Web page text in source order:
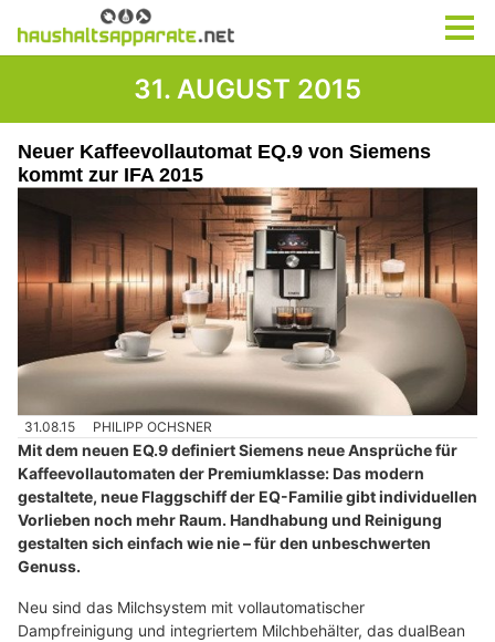
31. AUGUST 2015
Neuer Kaffeevollautomat EQ.9 von Siemens
kommt zur IFA 2015
31.08.15 PHILIPP OCHSNER
Mit dem neuen EQ.9 definiert Siemens neue Ansprüche für
Kaffeevollautomaten der Premiumklasse: Das modern
gestaltete, neue Flaggschiff der EQ-Familie gibt individuellen
Vorlieben noch mehr Raum. Handhabung und Reinigung
gestalten sich einfach wie nie – für den unbeschwerten
Genuss.
Neu sind das Milchsystem mit vollautomatischer
Dampfreinigung und integriertem Milchbehälter, das dualBean